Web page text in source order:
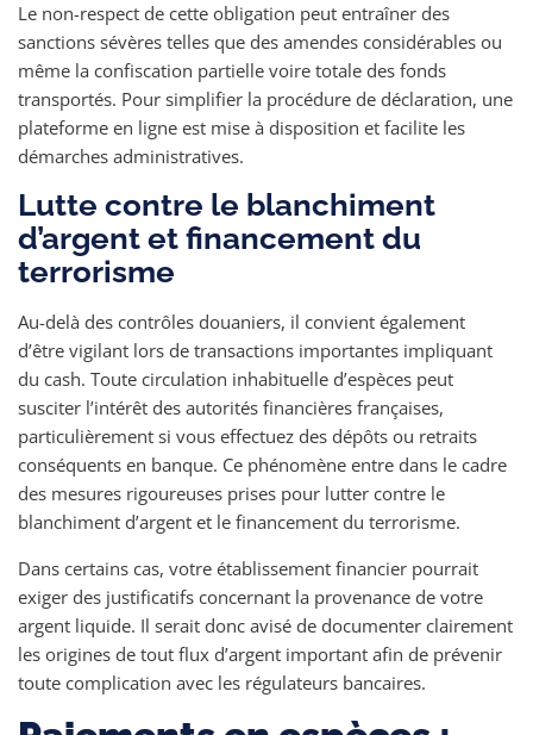
Le non-respect de cette obligation peut entraîner des
sanctions sévères telles que des amendes considérables ou
même la confiscation partielle voire totale des fonds
transportés. Pour simplifier la procédure de déclaration, une
plateforme en ligne est mise à disposition et facilite les
démarches administratives.
Lutte contre le blanchiment
d’argent et financement du
terrorisme
Au-delà des contrôles douaniers, il convient également
d’être vigilant lors de transactions importantes impliquant
du cash. Toute circulation inhabituelle d’espèces peut
susciter l’intérêt des autorités financières françaises,
particulièrement si vous effectuez des dépôts ou retraits
conséquents en banque. Ce phénomène entre dans le cadre
des mesures rigoureuses prises pour lutter contre le
blanchiment d’argent et le financement du terrorisme.
Dans certains cas, votre établissement financier pourrait
exiger des justificatifs concernant la provenance de votre
argent liquide. Il serait donc avisé de documenter clairement
les origines de tout flux d’argent important afin de prévenir
toute complication avec les régulateurs bancaires.